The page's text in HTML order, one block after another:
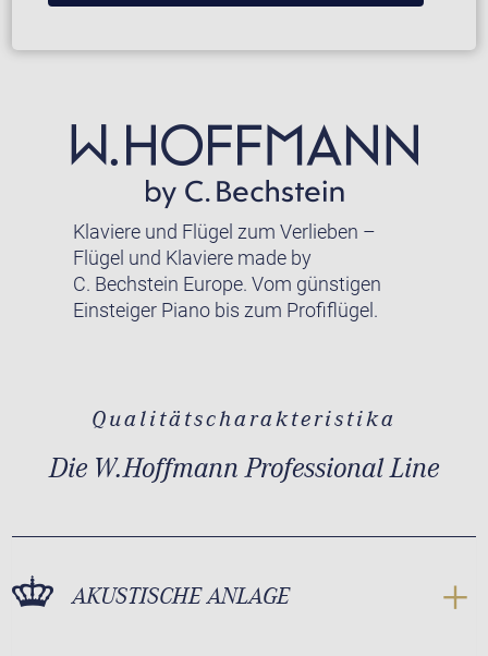
Klaviere und Flügel zum Verlieben –
Flügel und Klaviere made by
C. Bechstein Europe. Vom günstigen
Einsteiger Piano bis zum Profiflügel.
Qualitätscharakteristika
Die W.Hoffmann Professional Line
AKUSTISCHE ANLAGE